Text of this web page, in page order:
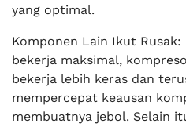
yang optimal.
Komponen Lain Ikut
bekerja maksimal,
bekerja lebih keras dan
mempercepat keausan
membuatnya jebol. Selain